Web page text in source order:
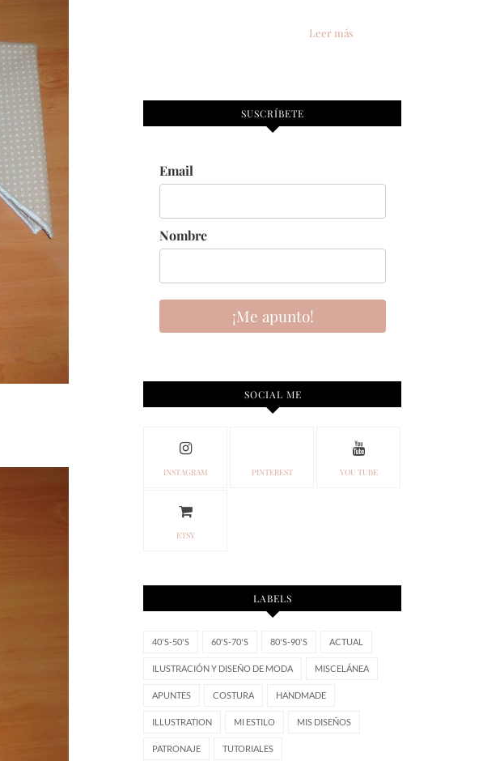
Leer más
SUSCRÍBETE
Email
Nombre
¡Me apunto!
SOCIAL ME
INSTAGRAM PINTEREST YOU TUBE
ETSY
LABELS
40'S-50'S 60'S-70'S 80'S-90'S ACTUAL
ILUSTRACIÓN Y DISEÑO DE MODA MISCELÁNEA
APUNTES COSTURA HANDMADE
ILLUSTRATION MI ESTILO MIS DISEÑOS
PATRONAJE TUTORIALES